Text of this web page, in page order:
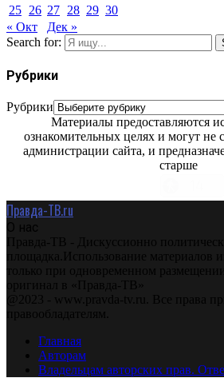
25 26 27 28 29 30
« Окт
Дек »
Search for:
Рубрики
Рубрики
Материалы предоставляются
ознакомительных целях и могут не
администрации сайта, и
старше
Правда-ТВ.ru
О нас
Правда-ТВ - Дискуссионно
площадка.Использование материалов
только при одновременном
оригинал в «Правда-ТВ»
@2023 - www.pravda-tv.ru. Все права
правообладателям.
Главная
Авторам
Владельцам авторских прав.